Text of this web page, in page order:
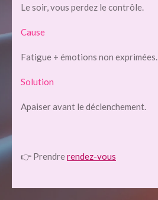
Le soir, vous perdez le contrôle.
Cause
Fatigue + émotions non exprimées.
Solution
Apaiser avant le déclenchement.
👉 Prendrerendez-vous